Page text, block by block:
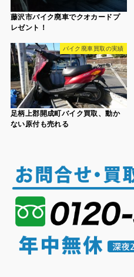
藤沢市バイク廃車でクオカードプ
レゼント！
バイク廃車買取の実績
足柄上郡開成町バイク買取、動か
ない原付も売れる